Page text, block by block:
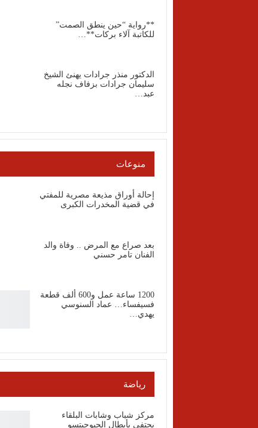
**رواية “حين ينطق الصمت”
للكاتبة آلاء بركات**…
الدكتور منذر جرادات يهنئ الشيخ
سليمان جرادات بزفاف نجله
عبد…
منوعات
إحالة أوراق مذيعة مصرية للمفتي
في قضية المخدرات الكبرى
بعد صراع مع المرض .. وفاة والد
الفنان تامر حسني
1200 ساعة عمل و600 ألف قطعة
فسيفساء… عماد السنوسي
يهدي…
رياضة
مركز شباب وشابات البلقاء
يحتفي بأبطال الجيوجيتسو